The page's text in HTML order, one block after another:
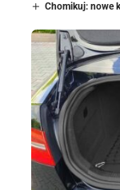
Chomikuj: nowe